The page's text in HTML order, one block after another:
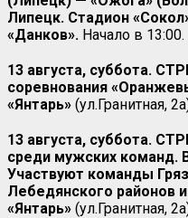
Липецк. Стадион
«Данков». Начало в 13:00.
13 августа, суббота.
соревнования
«Янтарь» (ул.Гранитная,
13 августа, суббота.
среди мужских команд.
Участвуют команды
Лебедянского районов
«Янтарь» (ул.Гранитная,